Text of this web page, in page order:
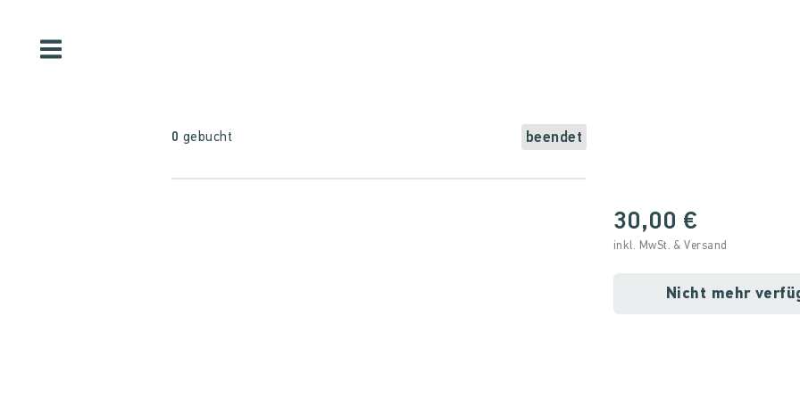
0 gebucht beendet
30,00 €
inkl. MwSt. & Versand
Nicht mehr